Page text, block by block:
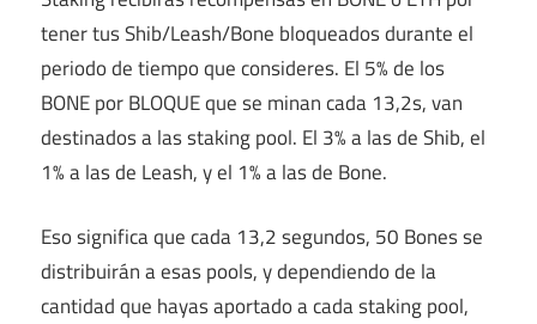
tener tus Shib/Leash/Bone bloqueados durante el
periodo de tiempo que consideres. El 5% de los
BONE por BLOQUE que se minan cada 13,2s, van
destinados a las staking pool. El 3% a las de Shib, el
1% a las de Leash, y el 1% a las de Bone.
Eso significa que cada 13,2 segundos, 50 Bones se
distribuirán a esas pools, y dependiendo de la
cantidad que hayas aportado a cada staking pool,